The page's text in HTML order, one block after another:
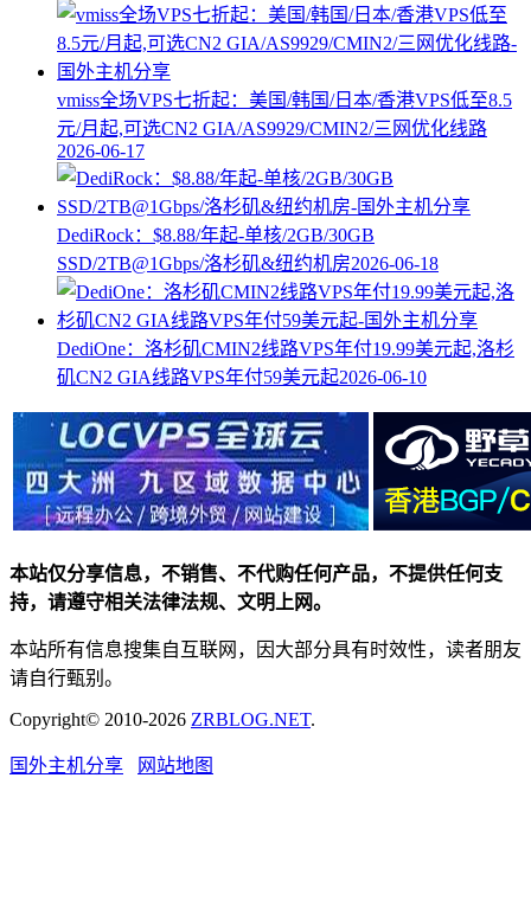
vmiss全场VPS七折起：美国/韩国/日本/香港VPS低至8.5
元/月起,可选CN2 GIA/AS9929/CMIN2/三网优化线路
2026-06-17
DediRock：$8.88/年起-单核/2GB/30GB
SSD/2TB@1Gbps/洛杉矶&纽约机房2026-06-18
DediOne：洛杉矶CMIN2线路VPS年付19.99美元起,洛杉
矶CN2 GIA线路VPS年付59美元起2026-06-10
本站仅分享信息，不销售、不代购任何产品，不提供任何支
持，请遵守相关法律法规、文明上网。
本站所有信息搜集自互联网，因大部分具有时效性，读者朋友
请自行甄别。
Copyright© 2010-2026 ZRBLOG.NET.
国外主机分享 网站地图